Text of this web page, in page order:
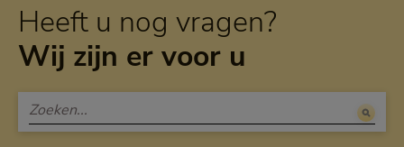
Heeft u nog vragen?
Wij zijn er voor u